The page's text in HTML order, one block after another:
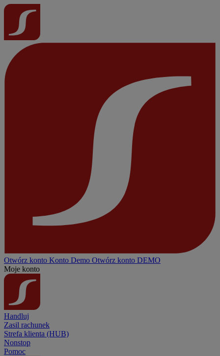
Otwórz konto Konto Demo Otwórz konto DEMO
Moje konto
Handluj
Zasil rachunek
Strefa klienta (HUB)
Nonstop
Pomoc